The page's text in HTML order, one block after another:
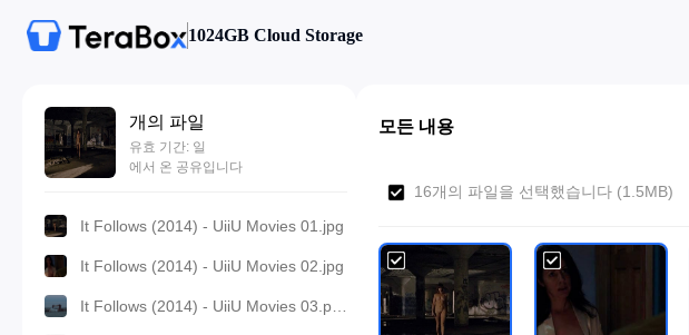
1024GB Cloud Storage
개의 파일
유효 기간: 일
에서 온 공유입니다
It Follows (2014) - UiiU Movies 01.jpg
It Follows (2014) - UiiU Movies 02.jpg
모든 내용
16개의 파일을 선택했습니다 (1.5MB)